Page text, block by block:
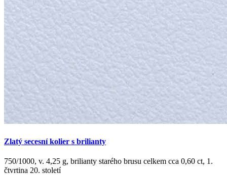
Zlatý secesní kolier s brilianty
750/1000, v. 4,25 g, brilianty starého brusu celkem cca 0,60 ct, 1.
čtvrtina 20. století